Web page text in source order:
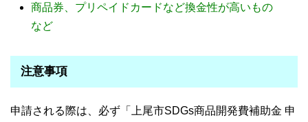
商品券、プリペイドカードなど換金性が高いもの
など
注意事項
申請される際は、必ず「上尾市SDGs商品開発費補助金 申